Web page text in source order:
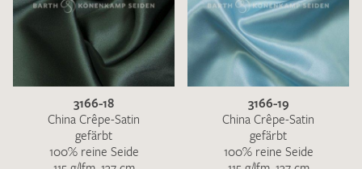
3166-18
China Crêpe-Satin
gefärbt
100% reine Seide
3166-19
China Crêpe-Satin
gefärbt
100% reine Seide